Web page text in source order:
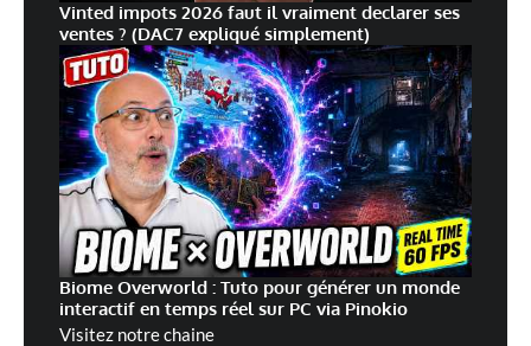
Vinted impots 2026 faut il vraiment declarer ses
ventes ? (DAC7 expliqué simplement)
Biome Overworld : Tuto pour générer un monde
interactif en temps réel sur PC via Pinokio
Visitez notre chaine